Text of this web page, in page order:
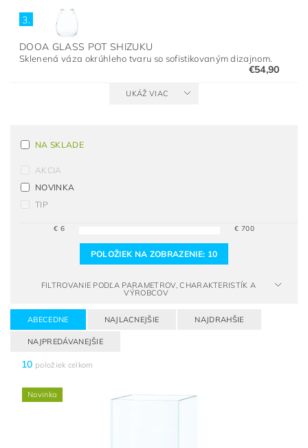
3.
DOOA GLASS POT SHIZUKU
Sklenená váza okrúhleho tvaru so sofistikovaným dizajnom.
€54,90
UKÁŽ VIAC
NA SKLADE
AKCIA
NOVINKA
TIP
€6 € 700
POLOŽIEK NA ZOBRAZENIE: 10
FILTROVANIE PODĽA PARAMETROV, CHARAKTERISTÍK A
VÝROBCOV
ABECEDNE NAJLACNEJŠIE NAJDRAHŠIE
NAJPREDÁVANEJŠIE
10 položiek celkom
Novinka